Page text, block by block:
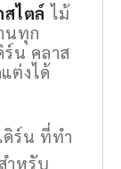
ไตล์ ไม้
นทุก
ร์น คลาส
ต่งได้
ดิร์น ที่ทำ
ำหรับ